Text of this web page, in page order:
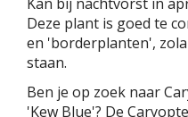
Deze plant is goed te
en 'borderplanten',
staan.
Ben je op zoek naar
'Kew Blue'? De